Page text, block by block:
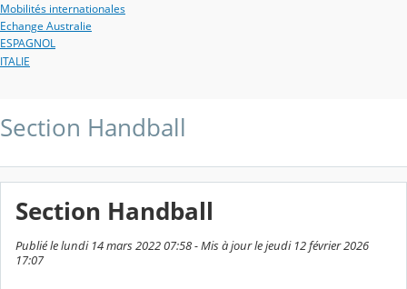
Mobilités internationales
Echange Australie
ESPAGNOL
ITALIE
Section Handball
Section Handball
Publié le lundi 14 mars 2022 07:58 - Mis à jour le jeudi 12 février 2026
17:07